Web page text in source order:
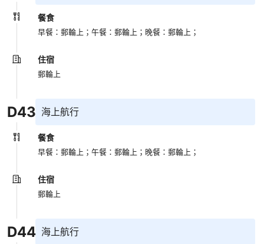
餐食
早餐：郵輪上；午餐：郵輪上； 晚餐：郵輪上；
住宿
郵輪上
D43 海上航行
餐食
早餐：郵輪上；午餐：郵輪上； 晚餐：郵輪上；
住宿
郵輪上
D44 海上航行